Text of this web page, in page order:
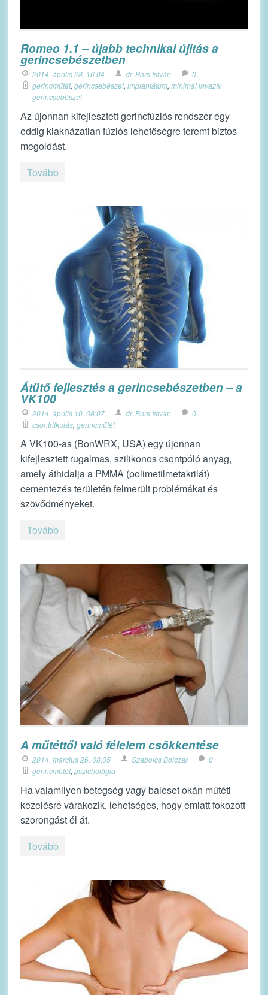
Romeo 1.1 – újabb technikai újítás a
gerincsebészetben
2014. április 28. 16:04 dr. Bors István
0
gerincműtét, gerincsebészet, implantátum, minimál invazív
gerincsebészet
Az újonnan kifejlesztett gerincfúziós rendszer egy
eddig kiaknázatlan fúziós lehetőségre teremt biztos
megoldást.
Tovább
Átütő fejlesztés a gerincsebészetben – a
VK100
2014. április 10. 08:07 dr. Bors István
0
csontritkulás, gerincműtét
A VK100-as (BonWRX, USA) egy újonnan
kifejlesztett rugalmas, szilikonos csontpóló anyag,
amely áthidalja a PMMA (polimetilmetakrilát)
cementezés területén felmerült problémákat és
szövődményeket.
Tovább
A műtéttől való félelem csökkentése
2014. március 26. 08:05 Szabolcs Bolczar
0
gerincműtét, pszichológia
Ha valamilyen betegség vagy baleset okán műtéti
kezelésre várakozik, lehetséges, hogy emiatt fokozott
szorongást él át.
Tovább